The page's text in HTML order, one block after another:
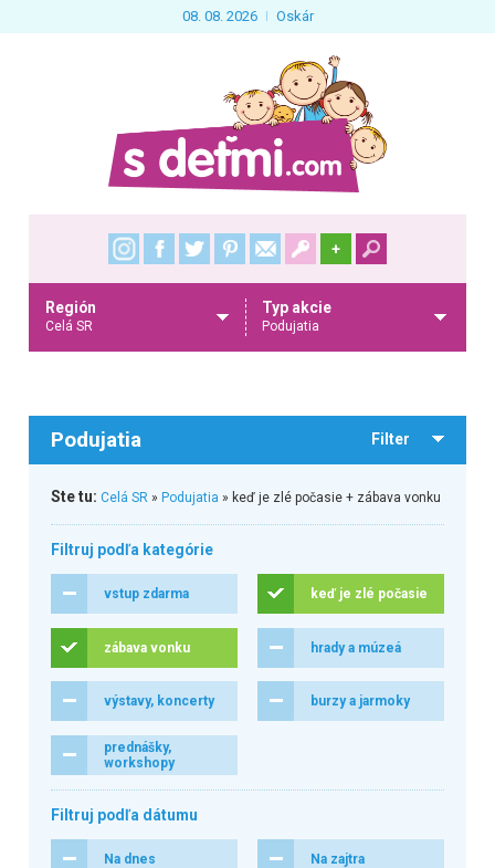
08. 08. 2026 Oskár
+
Región
Celá SR
Typ akcie
Podujatia
Podujatia Filter
Ste tu: Celá SR» Podujatia » keď je zlé počasie + zábava vonku
Filtruj podľa kategórie
vstup zdarma keď je zlé počasie
zábava vonku hrady a múzeá
výstavy, koncerty burzy a jarmoky
prednášky,
workshopy
Filtruj podľa dátumu
Na dnes Na zajtra